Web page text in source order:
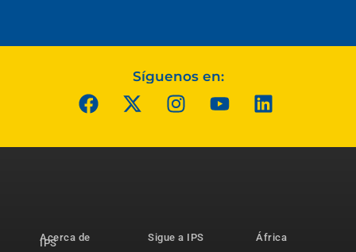
Síguenos en:
Acerca de
IPS
Sigue a IPS
África